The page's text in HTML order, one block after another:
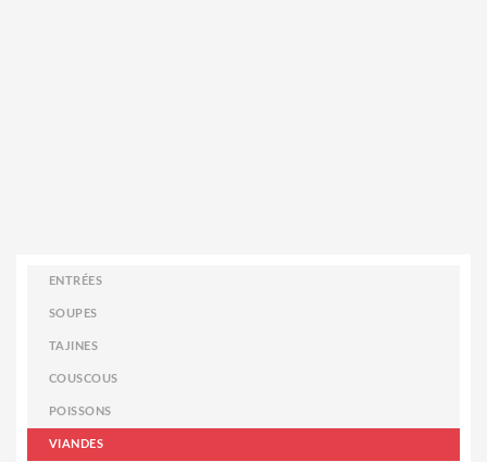
ENTRÉES
SOUPES
TAJINES
COUSCOUS
POISSONS
VIANDES